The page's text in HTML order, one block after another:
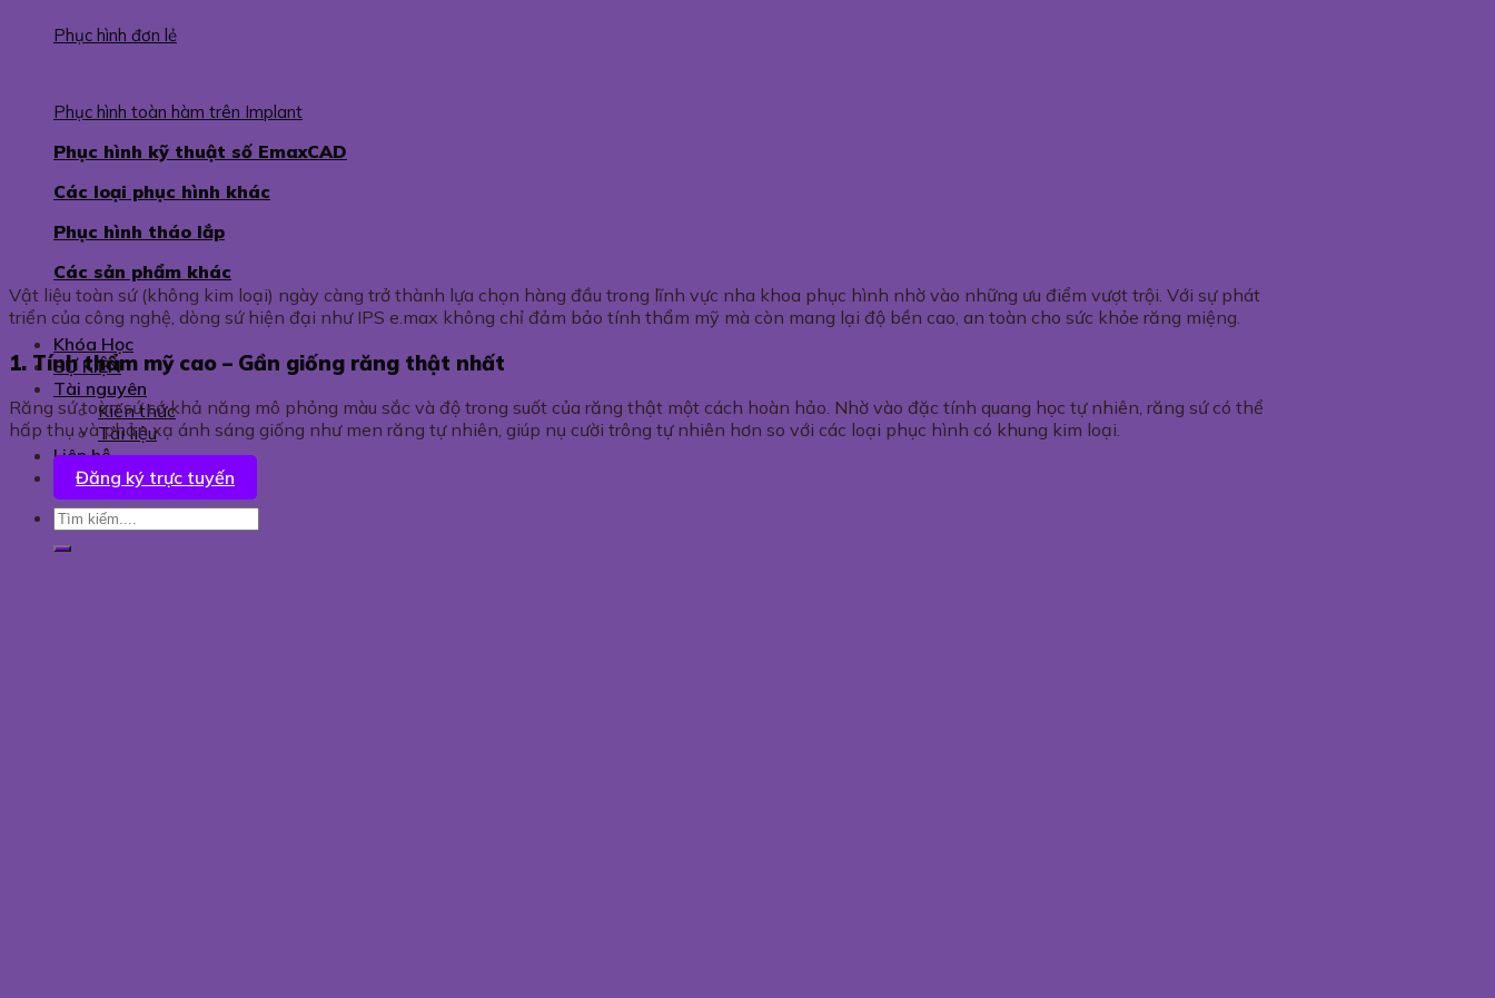
Phục hình đơn lẻ
Phục hình toàn hàm trên Implant
Phục hình kỹ thuật số EmaxCAD
Các loại phục hình khác
Phục hình tháo lắp
Các sản phẩm khác
Khóa Học
SỰ KIỆN
Tài nguyên
Kiến thức
Tài liệu
Liên hệ
Đăng ký trực tuyến
Vật liệu toàn sứ (không kim loại) ngày càng trở thành lựa chọn hàng đầu trong lĩnh vực nha khoa phục hình nhờ vào những ưu điểm vượt trội. Với sự phát
triển của công nghệ, dòng sứ hiện đại như IPS e.max không chỉ đảm bảo tính thẩm mỹ mà còn mang lại độ bền cao, an toàn cho sức khỏe răng miệng.
1. Tính thẩm mỹ cao – Gần giống răng thật nhất
Răng sứ toàn sứ có khả năng mô phỏng màu sắc và độ trong suốt của răng thật một cách hoàn hảo. Nhờ vào đặc tính quang học tự nhiên, răng sứ có thể
hấp thụ và phản xạ ánh sáng giống như men răng tự nhiên, giúp nụ cười trông tự nhiên hơn so với các loại phục hình có khung kim loại.